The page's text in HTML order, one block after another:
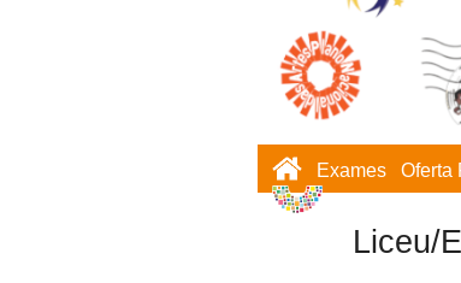
Exames Oferta
Liceu/